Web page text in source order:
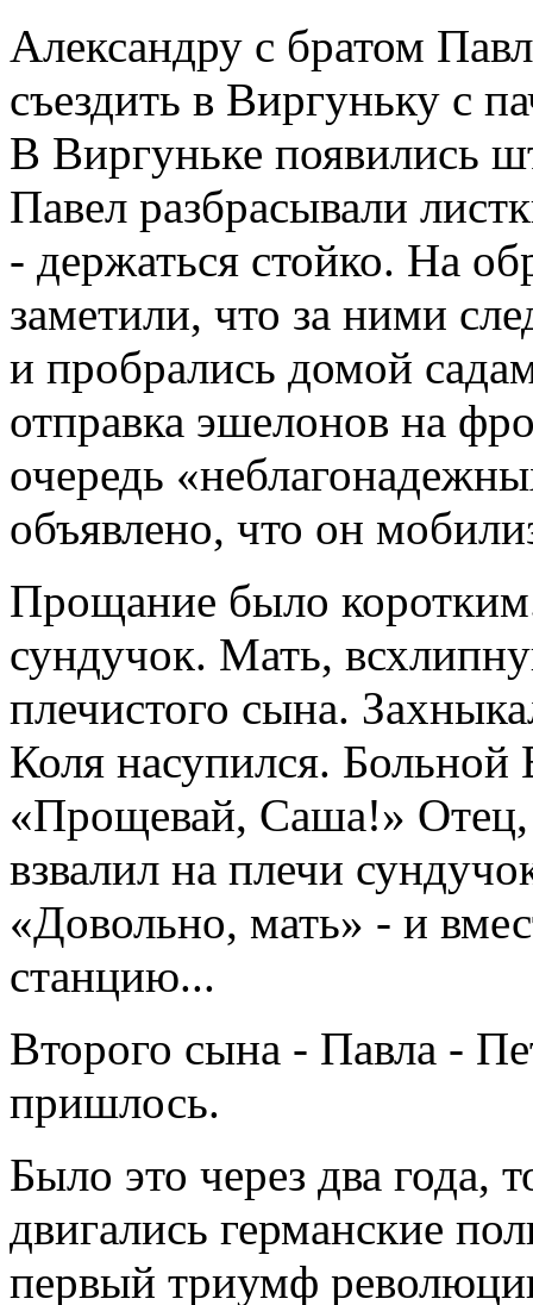
Александру с братом
съездить в Виргуньку с
В Виргуньке появились
Павел разбрасывали
- держаться стойко. На
заметили, что за ними
и пробрались домой
отправка эшелонов на
очередь
объявлено, что он
Прощание было
сундучок. Мать,
плечистого сына.
Коля насупился. Больной
«Прощевай, Саша!»
взвалил на плечи
«Довольно, мать» - и
станцию...
Второго сына - Павла -
пришлось.
Было это через два года,
двигались германские
первый триумф